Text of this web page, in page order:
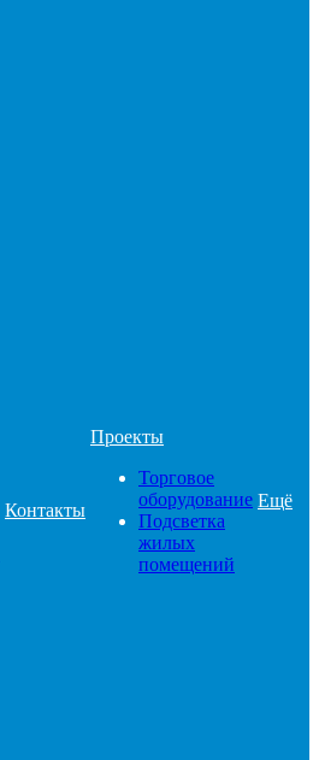
Контакты
Проекты
Торговое
оборудование
Подсветка
жилых
помещений
Ещё